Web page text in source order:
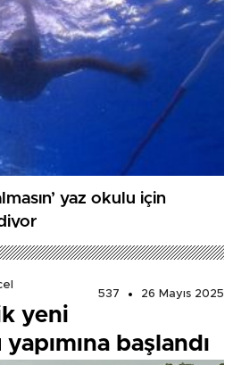
yaz okulu için
537
26 Mayıs 2025
yeni
başlandı